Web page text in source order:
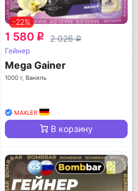
-22%
1 580 q 2 026q
Гейнер
Mega Gainer
1000 г, Ваниль
MAXLER
В корзину